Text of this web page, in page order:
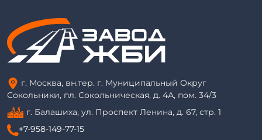
г. Москва, вн.тер. г. Муниципальный Округ
Сокольники, пл. Сокольническая, д. 4А, пом. 34/3
г. Балашиха, ул. Проспект Ленина, д. 67, стр. 1
+7-958-149-77-15